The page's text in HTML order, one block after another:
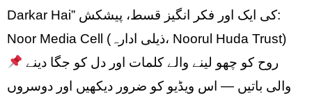
Darkar Hai” کی ایک اور فکر انگیز قسط، پیشکش:
Noor Media Cell (ذیلی ادارہ، Noorul Huda Trust)
والی باتیں — اس ویڈیو کو ضرور دیکھیں اور دوسروں